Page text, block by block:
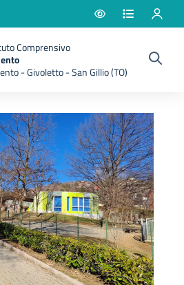
Comprensivo
- Givoletto - San Gillio (TO)